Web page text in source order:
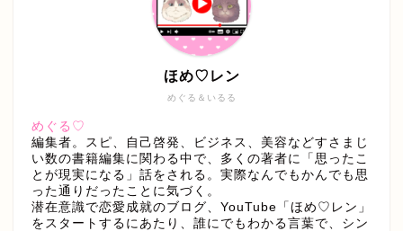
めぐる＆いるる
ほめ♡レン
めぐる♡
編集者。スピ、自己啓発、ビジネス、美容などすさまじ
い数の書籍編集に関わる中で、多くの著者に「思ったこ
とが現実になる」話をされる。実際なんでもかんでも思
った通りだったことに気づく。
潜在意識で恋愛成就のブログ、YouTube「ほめ♡レン」
をスタートするにあたり、誰にでもわかる言葉で、シン